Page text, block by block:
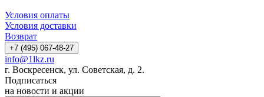
Условия оплаты
Условия доставки
Возврат
+7 (495) 067-48-27
info@1lkz.ru
г. Воскресенск, ул. Советская, д. 2.
Подписаться
на новости и акции